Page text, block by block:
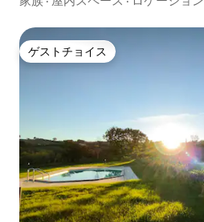
ゲストチョイス
ゲストチョイス